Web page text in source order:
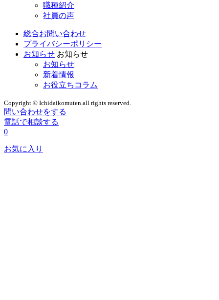
職種紹介
社員の声
総合お問い合わせ
プライバシーポリシー
お知らせ お知らせ
お知らせ
新着情報
お役立ちコラム
Copyright © Ichidaikomuten.all rights reserved.
問い合わせをする
電話で相談する
0
お気に入り